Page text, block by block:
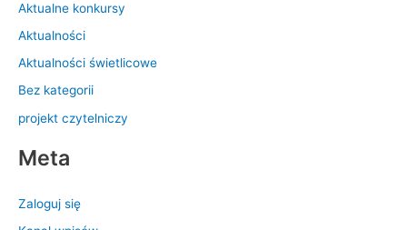
Aktualne konkursy
Aktualności
Aktualności świetlicowe
Bez kategorii
projekt czytelniczy
Meta
Zaloguj się